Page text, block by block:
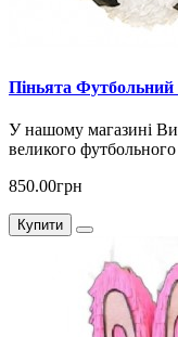
Піньята
У нашому магазині Ви
великого
850.00грн
Купити